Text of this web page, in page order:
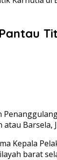
Barsela,
Kepala
barat